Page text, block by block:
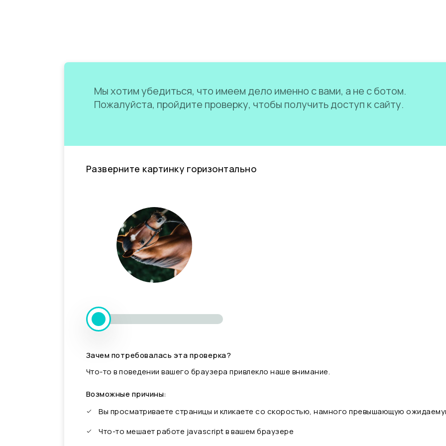
Мы хотим убедиться, что имеем дело именно с вами, а не с ботом.
Пожалуйста, пройдите проверку, чтобы получить доступ к сайту.
Разверните картинку горизонтально
Зачем потребовалась эта проверка?
Что-то в поведении вашего браузера привлекло наше внимание.
Возможные причины:
Вы просматриваете страницы и кликаете со скоростью, намного превышающую
Что-то мешает работе javascript в вашем браузере